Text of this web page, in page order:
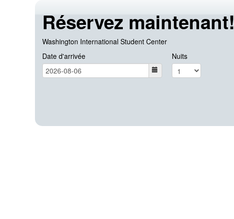
Réservez maintenant!
Washington International Student Center
Date d'arrivée
Nuits